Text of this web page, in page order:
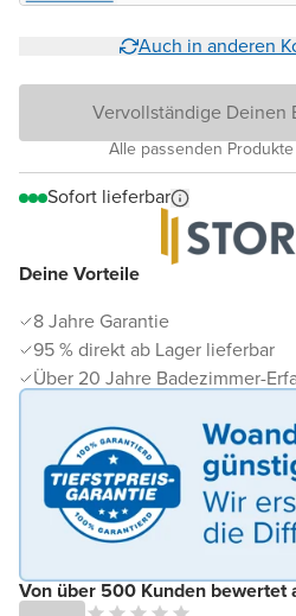
Deine Vorteile
8 Jahre Garantie
95 % direkt ab Lager lieferbar
Über 20 Jahre Badezimmer-
Von über 500 Kunden bewertet
Auch in anderen
Vervollständige Deinen
Alle passenden
Sofort lieferbar